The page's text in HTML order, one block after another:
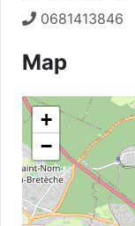
0681413846
Map
+
−